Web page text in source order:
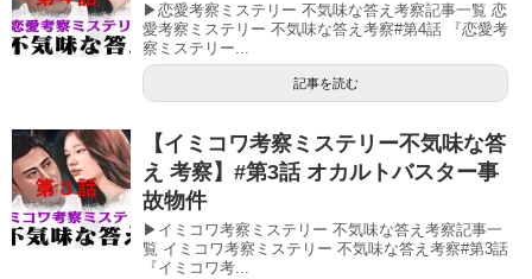
▶恋愛考察ミステリー 不気味な答え考察記事一覧 恋
愛考察ミステリー 不気味な答え考察#第4話 『恋愛考
察ミステリー...
記事を読む
【イミコワ考察ミステリー不気味な答
え 考察】#第3話 オカルトバスター事
故物件
▶イミコワ考察ミステリー 不気味な答え考察記事一
覧 イミコワ考察ミステリー 不気味な答え考察#第3話
『イミコワ考...